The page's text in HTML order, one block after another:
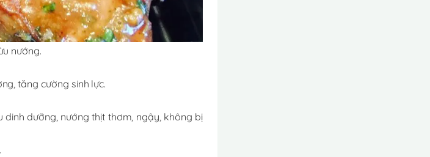
nướng.
tăng cường sinh lực.
dưỡng, nướng thịt thơm, ngậy, không bị